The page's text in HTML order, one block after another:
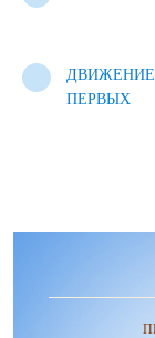
ДВИЖЕНИЕ
ПЕРВЫХ